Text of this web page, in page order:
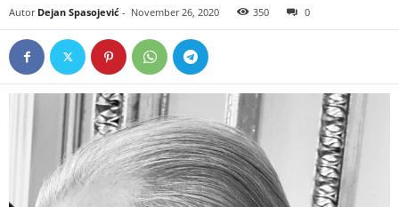
Autor Dejan Spasojević - November 26, 2020 350 0